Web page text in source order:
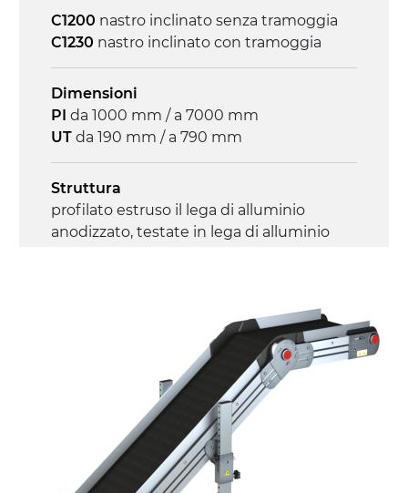
C1200 nastro inclinato senza tramoggia
C1230 nastro inclinato con tramoggia
Dimensioni
PI da 1000 mm / a 7000 mm
UT da 190 mm / a 790 mm
Struttura
profilato estruso il lega di alluminio
anodizzato, testate in lega di alluminio
profilato estruso in lega di alluminio
Supporti di sostegno
cannocchiali con cerniere in lega di
alluminio pressofuso, gambe in tubolare
in metallo zincato, ruote pivottanti
con/senza freno (2+2)